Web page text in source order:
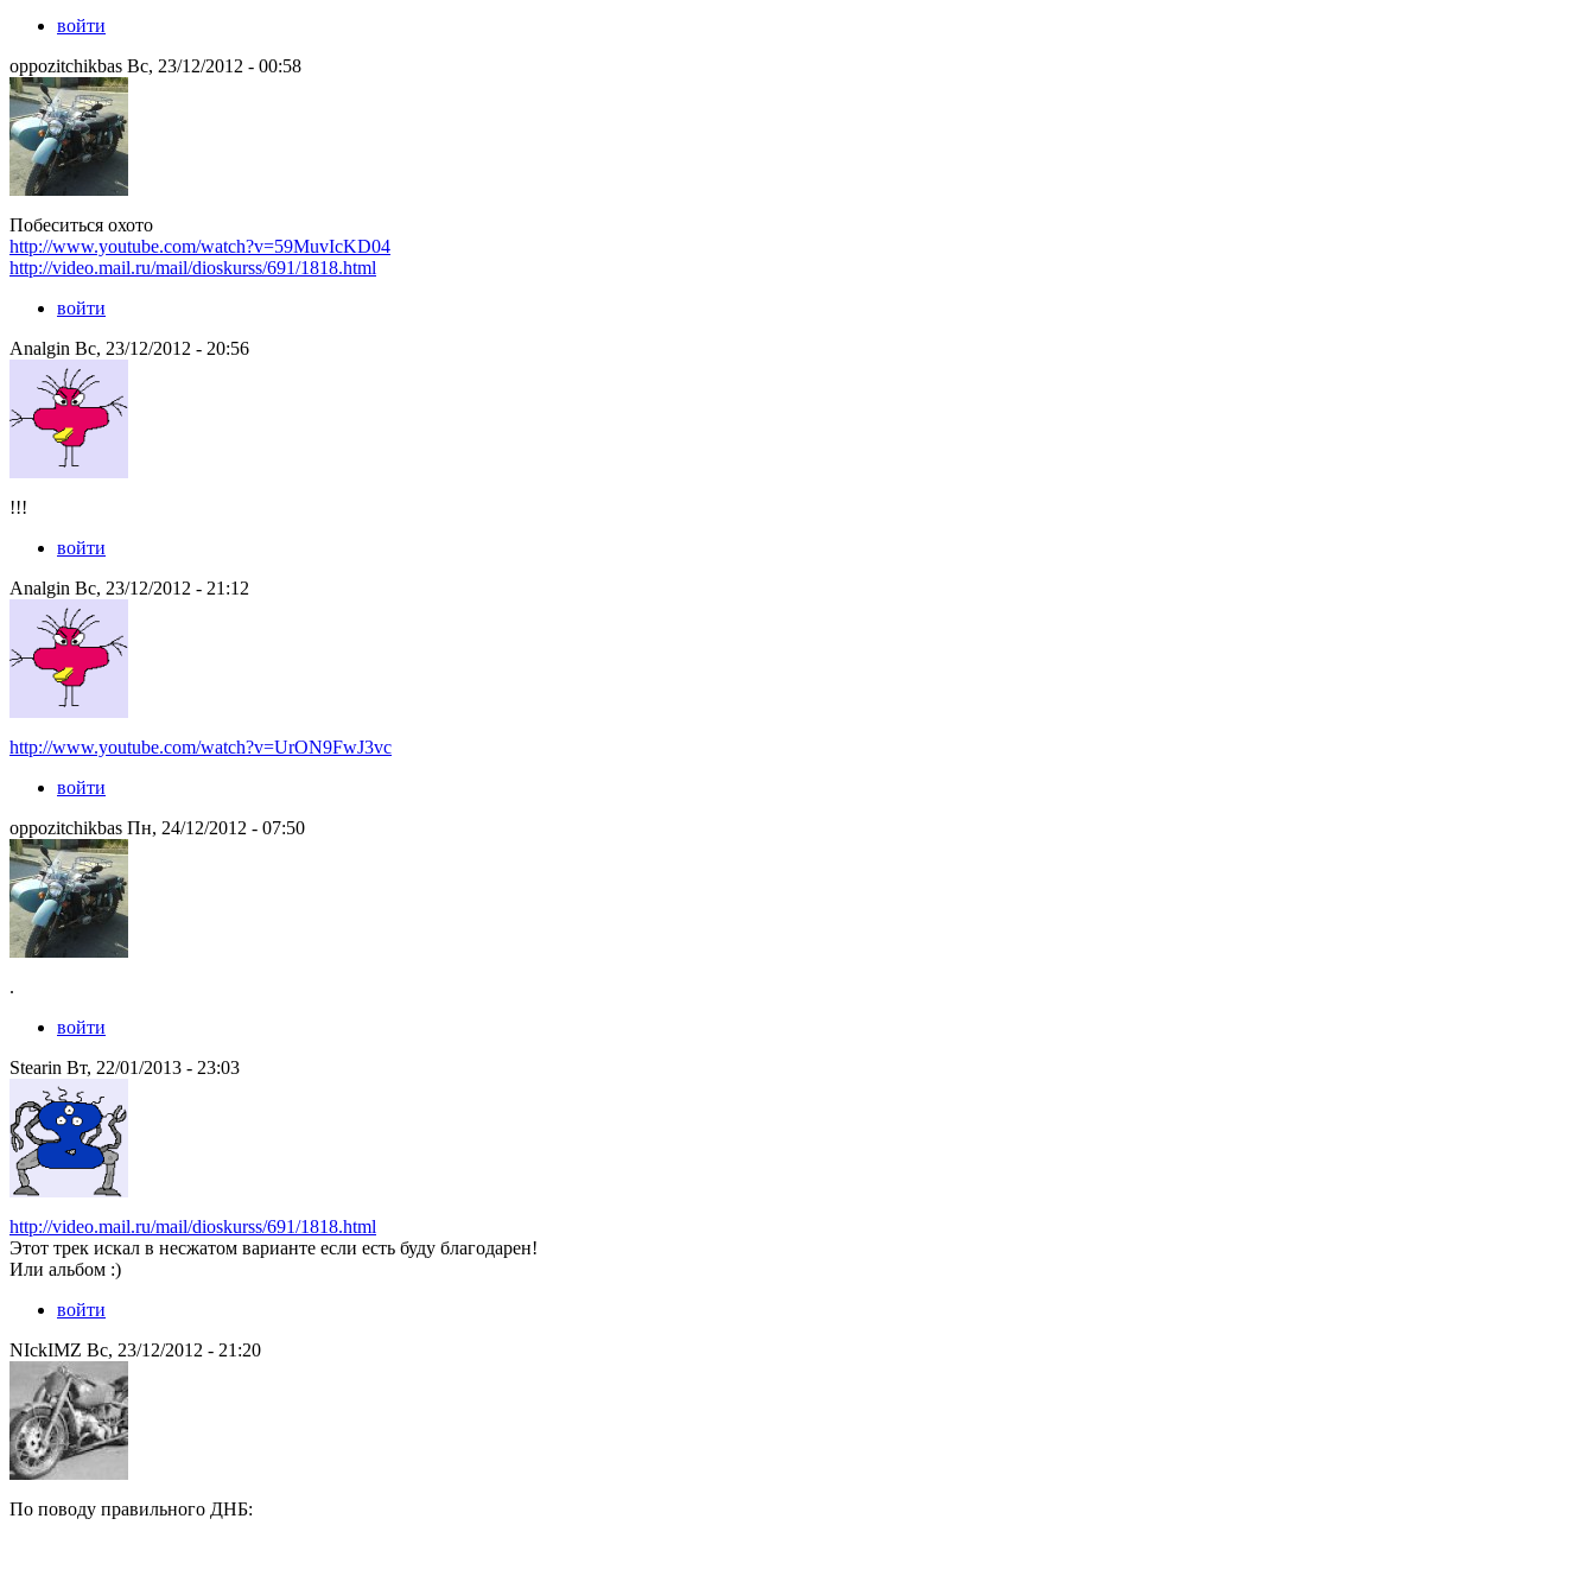
войти
oppozitchikbas Вс, 23/12/2012 - 00:58
Побеситься охото
http://www.youtube.com/watch?v=59MuvIcKD04
http://video.mail.ru/mail/dioskurss/691/1818.html
войти
Analgin Вс, 23/12/2012 - 20:56
!!!
войти
Analgin Вс, 23/12/2012 - 21:12
http://www.youtube.com/watch?v=UrON9FwJ3vc
войти
oppozitchikbas Пн, 24/12/2012 - 07:50
.
войти
Stearin Вт, 22/01/2013 - 23:03
http://video.mail.ru/mail/dioskurss/691/1818.html
Этот трек искал в несжатом варианте если есть буду благодарен!
Или альбом :)
войти
NIckIMZ Вс, 23/12/2012 - 21:20
По поводу правильного ДНБ: